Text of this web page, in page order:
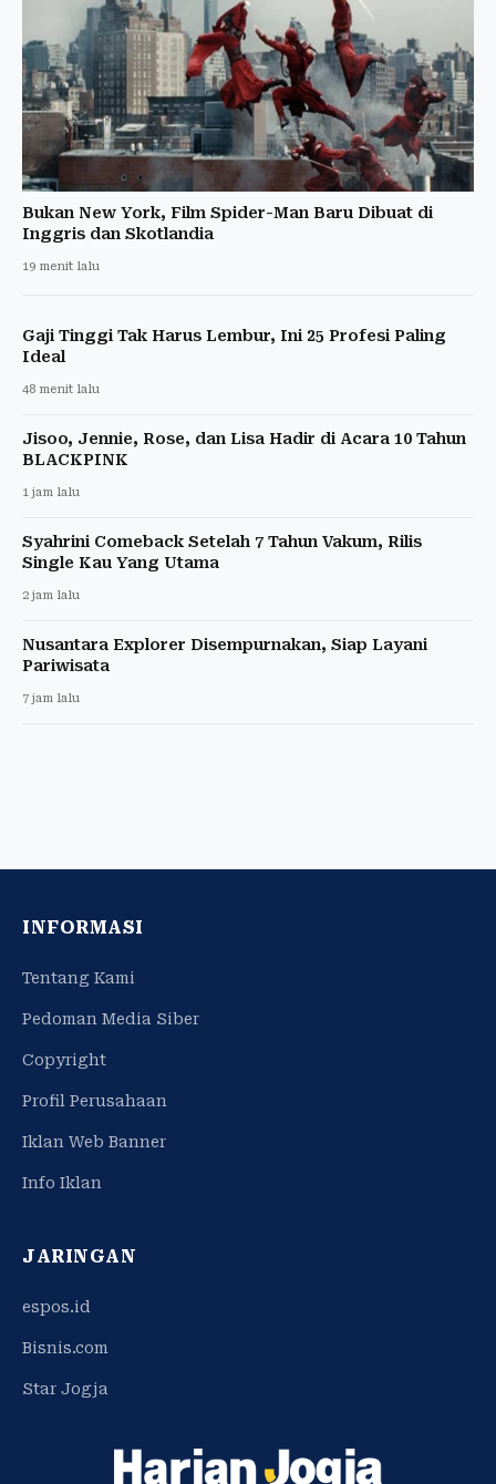
Bukan New York, Film Spider-Man Baru Dibuat di
Inggris dan Skotlandia
19 menit lalu
Gaji Tinggi Tak Harus Lembur, Ini 25 Profesi Paling
Ideal
48 menit lalu
Jisoo, Jennie, Rose, dan Lisa Hadir di Acara 10 Tahun
BLACKPINK
1 jam lalu
Syahrini Comeback Setelah 7 Tahun Vakum, Rilis
Single Kau Yang Utama
2 jam lalu
Nusantara Explorer Disempurnakan, Siap Layani
Pariwisata
7 jam lalu
INFORMASI
Tentang Kami
Pedoman Media Siber
Copyright
Profil Perusahaan
Iklan Web Banner
Info Iklan
JARINGAN
espos.id
Bisnis.com
Star Jogja